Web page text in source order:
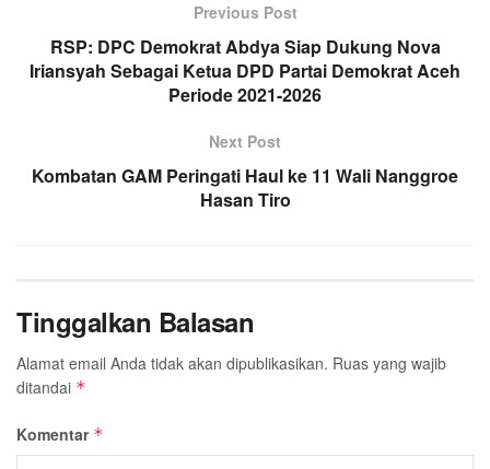
o
o
e
r
A
p
g
r
a
m
l
e
Previous Post
RSP: DPC Demokrat Abdya Siap Dukung Nova
Iriansyah Sebagai Ketua DPD Partai Demokrat Aceh
Periode 2021-2026
Next Post
Kombatan GAM Peringati Haul ke 11 Wali Nanggroe
Hasan Tiro
Tinggalkan Balasan
Alamat email Anda tidak akan dipublikasikan. Ruas yang wajib
ditandai *
Komentar *